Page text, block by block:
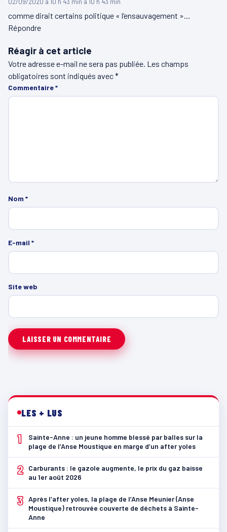
comme dirait certains politique « l’ensauvagement »…
Répondre
Réagir à cet article
Votre adresse e-mail ne sera pas publiée. Les champs
obligatoires sont indiqués avec*
Commentaire*
Nom *
E-mail *
Site web
LES + LUS
1
Sainte-Anne : un jeune homme blessé par balles sur la
plage de l’Anse Moustique en marge d’un after yoles
2
Carburants : le gazole augmente, le prix du gaz baisse
au 1er août 2026
3 Après l’after yoles, la plage de l’Anse Meunier (Anse
Moustique) retrouvée couverte de déchets à Sainte-
Anne